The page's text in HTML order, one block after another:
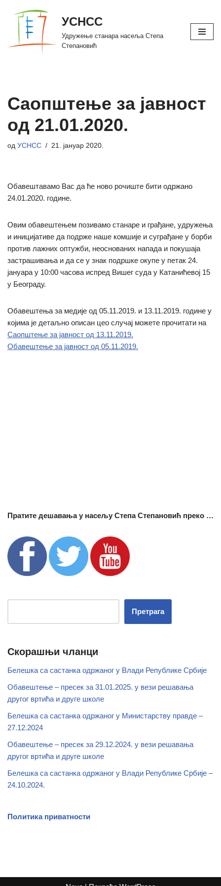
Скочи
садржај
УСНСС
Удружење станара насеља Степа
Степановић
Саопштење за јавност
од 21.01.2020.
од УСНСС 21. јануар 2020.
Oбавештавамо Вас да ће ново рочиште бити одржано
24.01.2020. године.
Овим обавештењем позивамо станаре и грађане, удружења
и иницијативе да подрже наше комшије и суграђане у борби
против лажних оптужби, неоснованих напада и покушаја
застрашивања и да се у знак подршке окупе у петак 24.
јануара у 10:00 часова испред Вишег суда у Катанићевој 15
у Београду.
Обавештења за медије од 05.11.2019. и 13.11.2019. године у
којима је детаљно описан цео случај можете прочитати на
Саопштење за јавност од 13.11.2019.
Обавештење за јавност од 05.11.2019.
Пратите дешавања у насељу Степа Степановић преко …
Претрага
Скорашњи чланци
Белешка са састанка одржаног у Влади Републике Србије
Обавештење – пресек за 31.01.2025. у вези решавања
другог вртића и друге школе
Белешка са састанка одржаног у Министарству правде –
27.12.2024
Обавештење – пресек за 29.12.2024. у вези решавања
другог вртића и друге школе
Белешка са састанка одржаног у Влади Републике Србије –
24.10.2024.
Политика приватности